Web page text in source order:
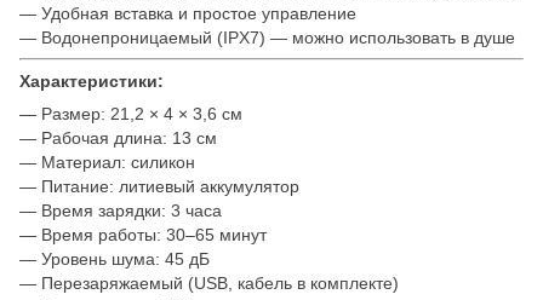
— Удобная вставка и простое управление
— Водонепроницаемый (IPX7) — можно использовать в душе
Характеристики:
— Размер: 21,2 × 4 × 3,6 см
— Рабочая длина: 13 см
— Материал: силикон
— Питание: литиевый аккумулятор
— Время зарядки: 3 часа
— Время работы: 30–65 минут
— Уровень шума: 45 дБ
— Перезаряжаемый (USB, кабель в комплекте)